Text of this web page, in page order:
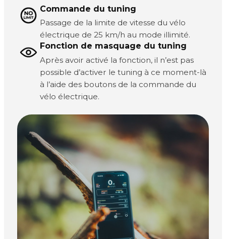
Commande du tuning
Passage de la limite de vitesse du vélo
électrique de 25 km/h au mode illimité.
Fonction de masquage du tuning
Après avoir activé la fonction, il n’est pas
possible d’activer le tuning à ce moment-là
à l’aide des boutons de la commande du
vélo électrique.